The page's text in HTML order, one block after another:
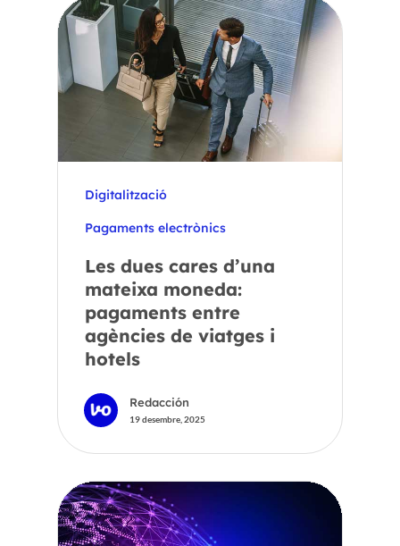
Digitalització
Pagaments electrònics
Les dues cares d’una
mateixa moneda:
pagaments entre
agències de viatges i
hotels
Redacción
19 desembre, 2025